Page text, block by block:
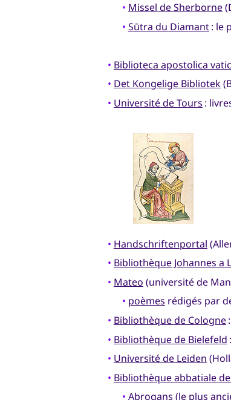
• Missel de Sherborne
• Sūtra du Diamant: le
• Biblioteca apostolica
• Det Kongelige Bibliotek
• Université de Tours :
• Handschriftenportal
• Bibliothèque Johannes a
• Mateo (université de
• poèmes rédigés par
• Bibliothèque de Cologne
• Bibliothèque de Bielefeld
• Université de Leiden
• Bibliothèque abbatiale
• Abrogans (le plus